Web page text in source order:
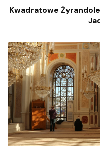
Kwadratowe